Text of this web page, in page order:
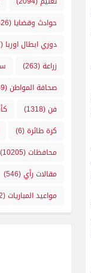
حوادث وقضايا (6626)
دوري ابطال اوربا (87)
زراعة(263)
صحافة المواطن(559)
فن(1318)
كرة طائرة(6)
محافظات(10205)
مقالات رأي(546)
مواعيد المباريات(32)